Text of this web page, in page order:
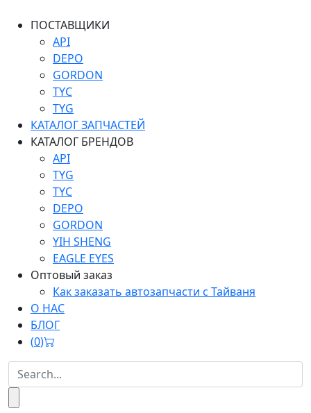
ПОСТАВЩИКИ
API
DEPO
GORDON
TYC
TYG
КАТАЛОГ ЗАПЧАСТЕЙ
КАТАЛОГ БРЕНДОВ
API
TYG
TYC
DEPO
GORDON
YIH SHENG
EAGLE EYES
Оптовый заказ
Как заказать автозапчасти с Тайваня
О НАС
БЛОГ
(0)